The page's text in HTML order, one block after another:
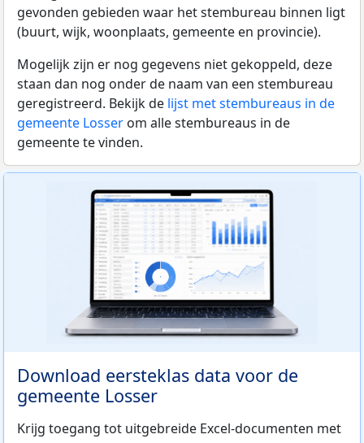
gevonden gebieden waar het stembureau binnen ligt
(buurt, wijk, woonplaats, gemeente en provincie).
Mogelijk zijn er nog gegevens niet gekoppeld, deze
staan dan nog onder de naam van een stembureau
geregistreerd. Bekijk de lijst met stembureaus in de
gemeente Losser om alle stembureaus in de
gemeente te vinden.
Download eersteklas data voor de
gemeente Losser
Krijg toegang tot uitgebreide Excel-documenten met